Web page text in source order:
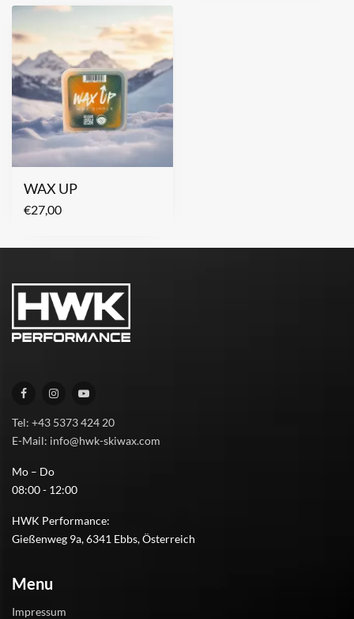
WAX UP
€27,00
Tel: +43 5373 424 20
E-Mail: info@hwk-skiwax.com
Mo – Do
08:00 - 12:00
HWK Performance:
Gießenweg 9a, 6341 Ebbs, Österreich
Menu
Impressum